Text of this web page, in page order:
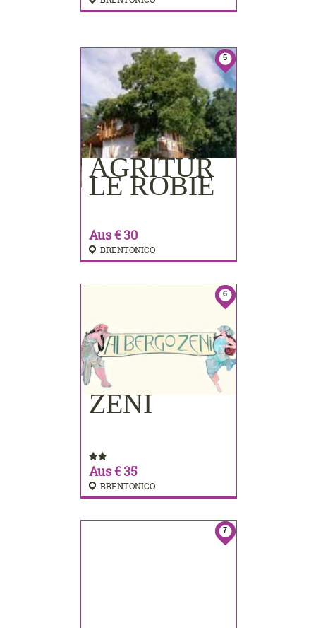
5
AGRITUR
LE ROBIE
Aus € 30
BRENTONICO
BUCHEN
6
ZENI
Aus € 35
BRENTONICO
BUCHEN
7